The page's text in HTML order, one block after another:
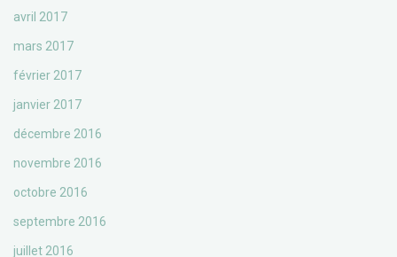
avril 2017
mars 2017
février 2017
janvier 2017
décembre 2016
novembre 2016
octobre 2016
septembre 2016
juillet 2016